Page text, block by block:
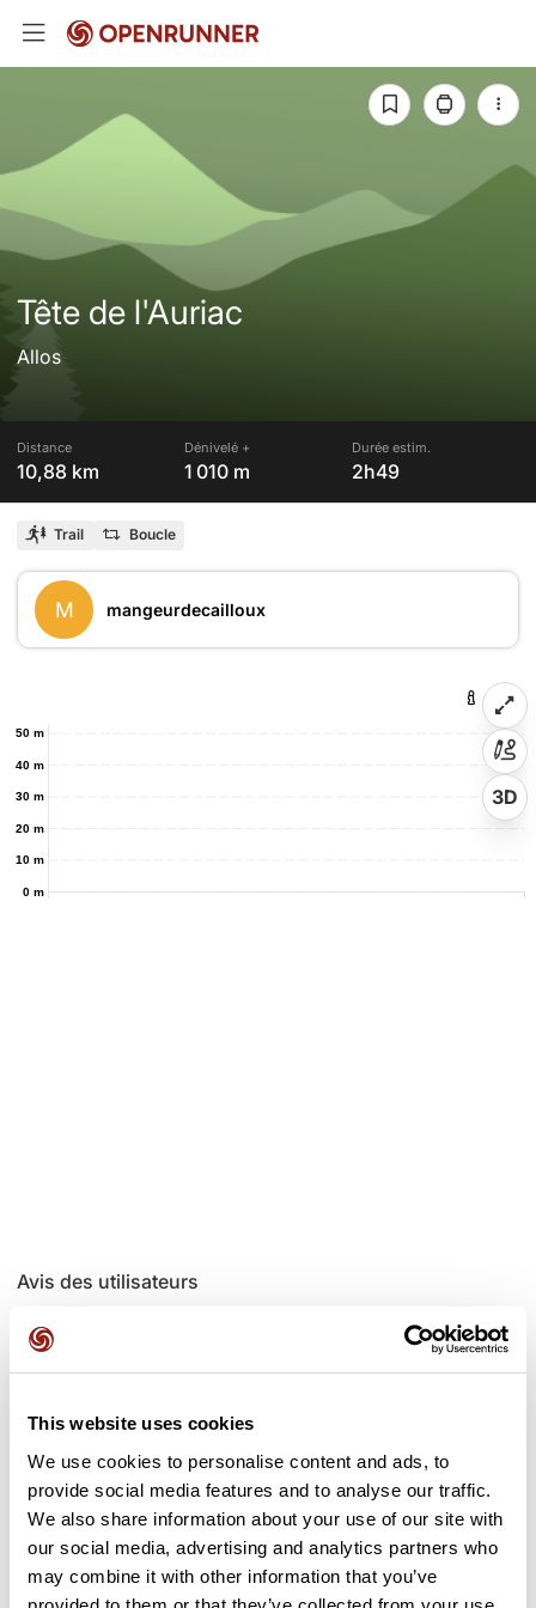
This website uses cookies
We use cookies to personalise content and ads, to
provide social media features and to analyse our traffic.
We also share information about your use of our site with
our social media, advertising and analytics partners who
may combine it with other information that you’ve
Tête de l'Auriac
Allos
Distance
10,88 km
Dénivelé +
1 010 m
Durée estim.
2h49
Trail Boucle
M mangeurdecailloux
0 m
10 m
20 m
30 m
40 m
50 m
3D
Avis des utilisateurs
Ajouter un avis
Cols le long du parcours